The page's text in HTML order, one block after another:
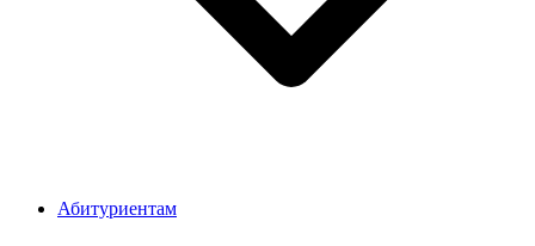
Абитуриентам